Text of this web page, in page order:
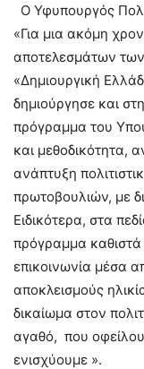
Ο Υφυπουργός
«Για μια ακόμη
αποτελεσμάτων
«Δημιουργική
δημιούργησε και
πρόγραμμα του
και μεθοδικότητα,
ανάπτυξη
πρωτοβουλιών, με
Ειδικότερα, στα
πρόγραμμα καθιστά
επικοινωνία μέσα
αποκλεισμούς
δικαίωμα στον
αγαθό, που
ενισχύουμε ».